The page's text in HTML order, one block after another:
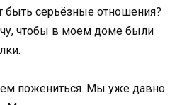
быть серьёзные отношения?
чтобы в моем доме были
пожениться. Мы уже давно